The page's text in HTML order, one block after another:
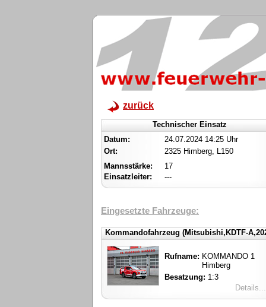
zurück
Technischer Einsatz
Datum:
24.07.2024 14:25 Uhr
Ort:
2325 Himberg, L150
Mannsstärke:
17
Einsatzleiter:
---
Eingesetzte Fahrzeuge:
Kommandofahrzeug (Mitsubishi,KDTF-
Rufname: KOMMANDO 1
Himberg
Besatzung: 1:3
Details...